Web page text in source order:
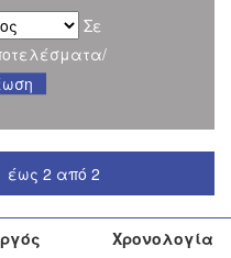
Σε
έως 2 από 2
Χρονολογία